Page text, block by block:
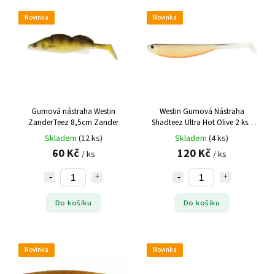
Novinka
Gumová nástraha Westin
ZanderTeez 8,5cm Zander
Skladem (12 ks)
60 Kč / ks
Do košíku
Novinka
Westin Gumová Nástraha
Shadteez Ultra Hot Olive 2 ks -
12 cm 7 g
Skladem (4 ks)
120 Kč / ks
Do košíku
Novinka Novinka